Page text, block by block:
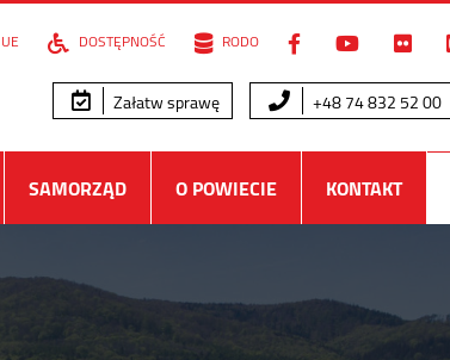
UE DOSTĘPNOŚĆ RODO
Załatw sprawę +48 74 832 52 00
SAMORZĄD O POWIECIE KONTAKT